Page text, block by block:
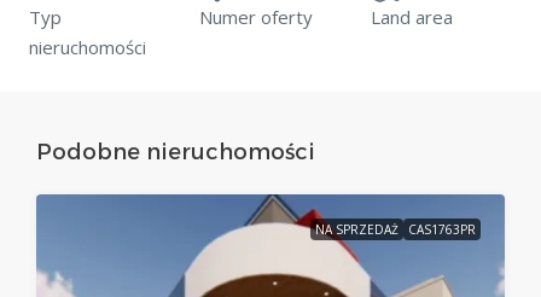
Typ
nieruchomości
Numer oferty
Land area
Podobne nieruchomości
NA SPRZEDAŻ CAS1763PR